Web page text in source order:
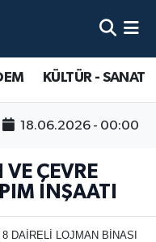
KÜLTÜR - SANAT
18.06.2026 - 00:00
ÇEVRE
İNŞAATI
DAİRELİ LOJMAN BİNASI